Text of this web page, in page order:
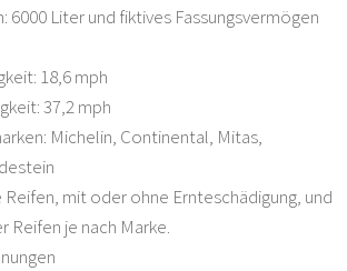
6000 Liter und fiktives Fassungsvermögen
18,6 mph
37,2 mph
Michelin, Continental, Mitas,
mit oder ohne Ernteschädigung, und
Reifen je nach Marke.